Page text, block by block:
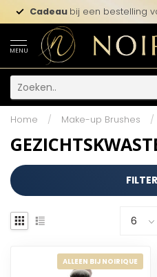
Cadeau bij een bestelling
MENU
Home / Make-up Brushes /
ALLEEN BIJ NOIRIQUE